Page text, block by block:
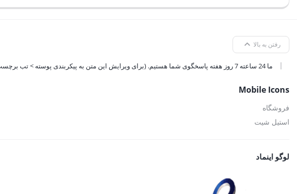
رفتن به بالا
ما 24 ساعته 7 روز هفته پاسخگوی شما هستیم. (برای ویرایش این متن به پیکربندی پوسته > تب برچسب‌ها مراجعه نمایید.)
Mobile Icons
فروشگاه
استیل شیت
لوگو اینماد